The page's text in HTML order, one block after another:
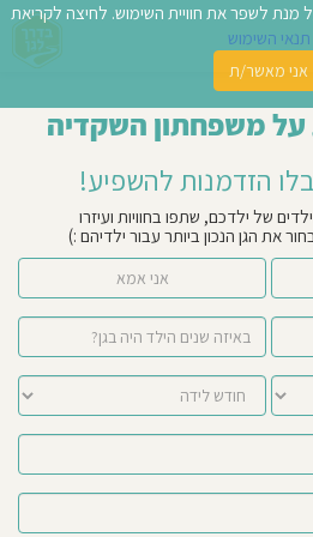
על משפחתון השקדיה
הזדמנות להשפיע!
של ילדכם, שתפו בחוויות ועיזרו
את הגן הנכון ביותר עבור ילדיהם :)
אני אמא
מנת לשפר את חוויית השימוש. לחיצה לקריאת
תנאי השימוש
אני מאשר/ת